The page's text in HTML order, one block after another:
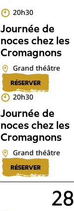
20h30
Journée de
noces chez les
Cromagnons
Grand théâtre
RÉSERVER
20h30
Journée de
noces chez les
Cromagnons
Grand théâtre
RÉSERVER
28